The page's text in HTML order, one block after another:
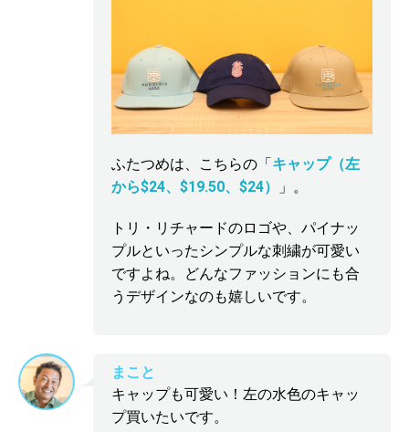
ふたつめは、こちらの「 キャップ（左
から$24、$19.50、$24）
」。
トリ・リチャードのロゴや、パイナッ
プルといったシンプルな刺繍が可愛い
ですよね。どんなファッションにも合
うデザインなのも嬉しいです。
まこと
キャップも可愛い！左の水色のキャッ
プ買いたいです。